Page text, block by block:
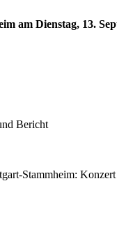
am Dienstag, 13.
Bericht
Stammheim: